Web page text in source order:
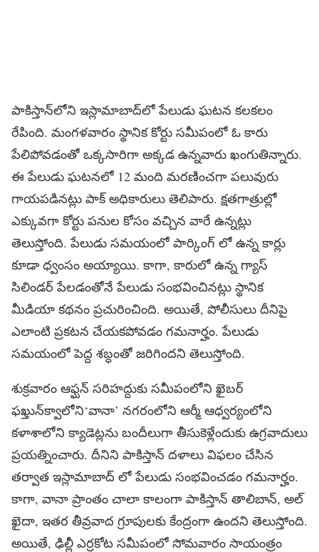
పాకిస్తాన్‌లోని ఇస్లామాబాద్‌లో పేలుడు ఘటన కలకలం
రేపింది. మంగళవారం స్థానిక కోర్టు సమీపంలో ఓ కారు
పేలిపోవడంతో ఒక్కసారిగా అక్కడ ఉన్నవారు ఖంగుతిన్నారు.
ఈ పేలుడు ఘటనలో 12 మంది మరణించగా పలువురు
గాయపడినట్లు పాక్ అధికారులు తెలిపారు. క్షతగాత్రుల్లో
ఎక్కువగా కోర్టు పనుల కోసం వచ్చిన వారే ఉన్నట్లు
తెలుస్తోంది. పేలుడు సమయంలో పార్కింగ్ లో ఉన్న కార్లు
కూడా ధ్వంసం అయ్యాయి. కాగా, కారులో ఉన్న గ్యాస్
సిలిండర్ పేలడంతోనే పేలుడు సంభవించినట్లు స్థానిక
మీడియా కథనం ప్రచురించింది. అయితే, పోలీసులు దీనిపై
ఎలాంటి ప్రకటన చేయకపోవడం గమనార్హం. పేలుడు
సమయంలో పెద్ద శబ్ధంతో జరిగిందని తెలుస్తోంది.
శుక్రవారం ఆఫ్ఘన్ సరిహద్దుకు సమీపంలోని ఖైబర్
ఫఖ్తున్‌క్వాలోని‘వానా’ నగరంలోని ఆర్మీ ఆధ్వర్యంలోని
కళాశాలోని క్యాడెట్లను బందీలుగా తీసుకెళ్లేందుకు ఉగ్రవాదులు
ప్రయత్నించారు. దీనిని పాకిస్తాన్ దళాలు విఫలం చేసిన
తర్వాత ఇస్లామాబాద్ లో పేలుడు సంభవించడం గమనార్హం.
కాగా, వానా ప్రాంతం చాలా కాలంగా పాకిస్తాన్ తాలిబాన్, అల్
ఖైదా, ఇతర తీవ్రవాద గ్రూపులకు కేంద్రంగా ఉందని తెలుస్తోంది.
అయితే, ఢిల్లీ ఎర్రకోట సమీపంలో సోమవారం సాయంత్రం